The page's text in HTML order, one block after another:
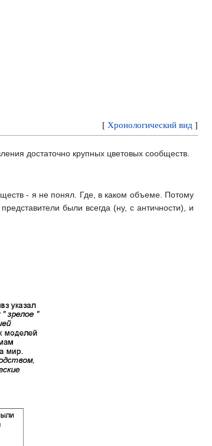
[ Хронологический вид ]
достаточно крупных цветовых сообществ.
- я не понял. Где, в каком объеме. Потому
были всегда (ну, с античности), и